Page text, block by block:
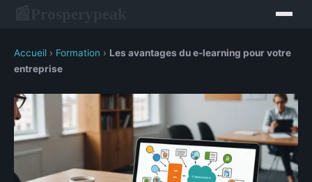
Accueil › Formation › Les avantages du e-learning pour votre
entreprise